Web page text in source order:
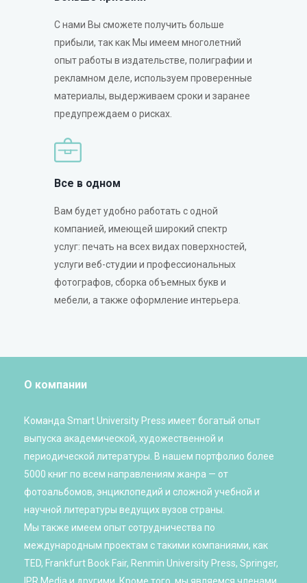
С нами Вы сможете получить больше
прибыли, так как Мы имеем многолетний
опыт работы в издательстве, полиграфии и
рекламном деле, используем проверенные
материалы, выдерживаем сроки и заранее
предупреждаем о рисках.
Все в одном
Вам будет удобно работать с одной
компанией, имеющей широкий спектр
услуг: печать на всех видах поверхностей,
услуги веб-студии и профессиональных
фотографов, сборка объемных букв и
мебели, а также оформление интерьера.
О компании
Команда Smart University Press имеет богатый опыт
выпуска академической, художественной и
периодической литературы. В нашем портфолио более
5000 книг по всем направлениям жанра — от
фотоальбомов, энциклопедий и сложной учебной и
научной литературы ведущих вузов страны.
Мы также имеем опыт сотрудничества по
международным проектам с такими компаниями, как
TED, Frankfurt Book Fair, Renmin University Press, Springer,